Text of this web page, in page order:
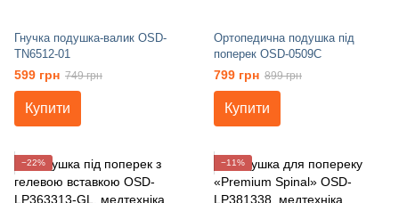
Гнучка подушка-валик OSD-
TN6512-01
599 грн 749 грн
Купити
Ортопедична подушка під
поперек OSD-0509C
799 грн 899 грн
Купити
−22% −11%